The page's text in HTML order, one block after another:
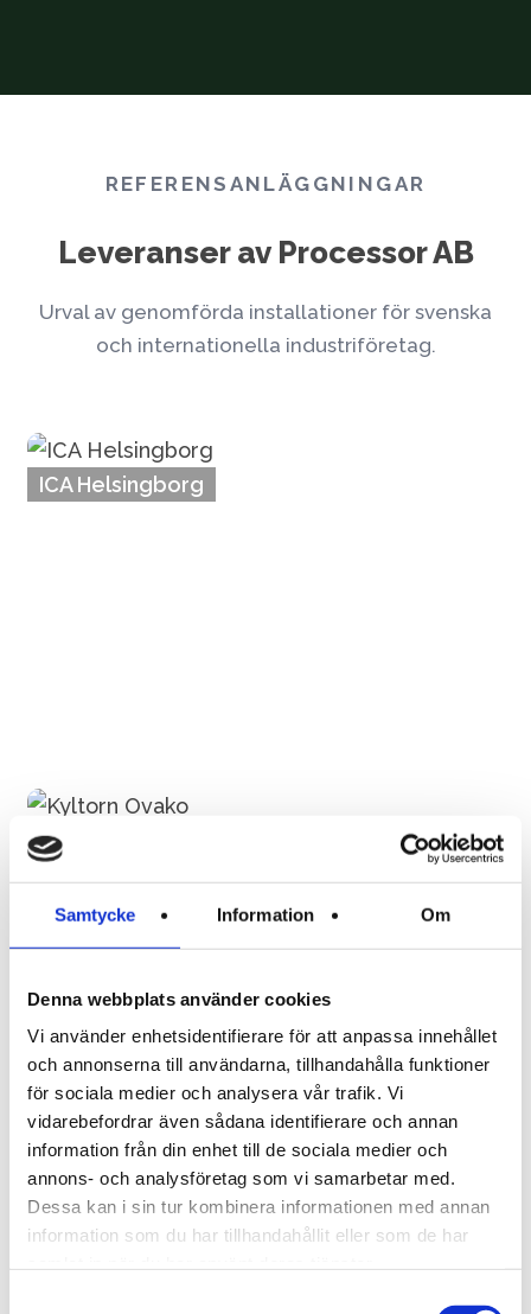
Samtycke Information Om
Denna webbplats använder cookies
Vi använder enhetsidentifierare för att anpassa innehållet
och annonserna till användarna, tillhandahålla funktioner
för sociala medier och analysera vår trafik. Vi
vidarebefordrar även sådana identifierare och annan
information från din enhet till de sociala medier och
annons- och analysföretag som vi samarbetar med.
Dessa kan i sin tur kombinera informationen med annan
information som du har tillhandahållit eller som de har
REFERENSANLÄGGNINGAR
Leveranser av Processor AB
Urval av genomförda installationer för svenska
och internationella industriföretag.
ICA Helsingborg
Kyltorn Ovako
Växjö Energi